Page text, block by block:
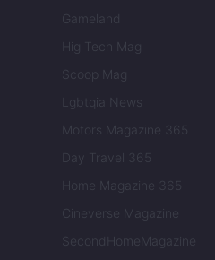
Gameland
Hig Tech Mag
Scoop Mag
Lgbtqia News
Motors Magazine 365
Day Travel 365
Home Magazine 365
Cineverse Magazine
SecondHomeMagazine